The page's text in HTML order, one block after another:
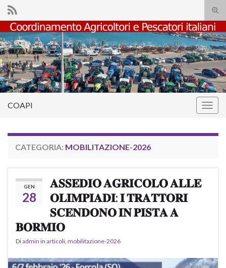
il
di
Search for:
COAPI
CATEGORIA: MOBILITAZIONE-2026
GEN
28
𝐀𝐒𝐒𝐄𝐃𝐈𝐎 𝐀𝐆𝐑𝐈𝐂𝐎𝐋𝐎 𝐀𝐋𝐋𝐄
𝐎𝐋𝐈𝐌𝐏𝐈𝐀𝐃𝐈: 𝐈 𝐓𝐑𝐀𝐓𝐓𝐎𝐑𝐈
𝐒𝐂𝐄𝐍𝐃𝐎𝐍𝐎 𝐈𝐍 𝐏𝐈𝐒𝐓𝐀 𝐀
𝐁𝐎𝐑𝐌𝐈𝐎
Diadmin in articoli, mobilitazione-2026